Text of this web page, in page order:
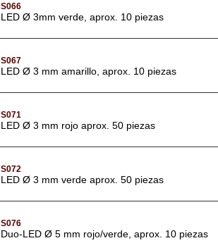
S066
LED Ø 3mm verde, aprox. 10 piezas
S067
LED Ø 3 mm amarillo, aprox. 10 piezas
S071
LED Ø 3 mm rojo aprox. 50 piezas
S072
LED Ø 3 mm verde aprox. 50 piezas
S076
Duo-LED Ø 5 mm rojo/verde, aprox. 10 piezas